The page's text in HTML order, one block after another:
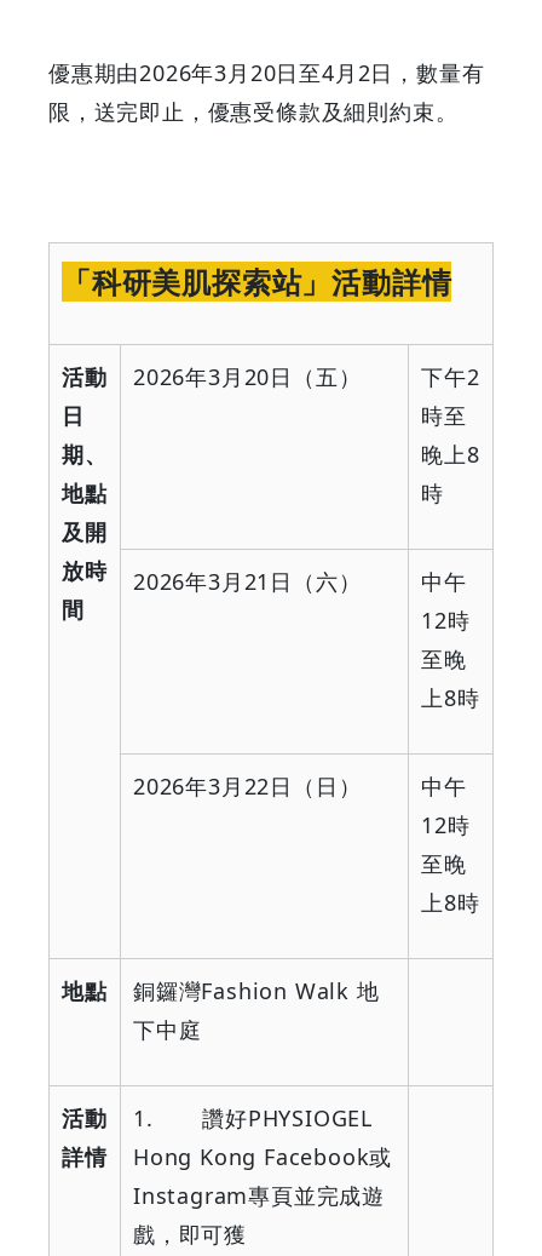
優惠期由2026年3月20日至4月2日，數量有
限，送完即止，優惠受條款及細則約束。
「科研美肌探索站」活動詳情
活動
日
期、
地點
及開
放時
間
2026年3 月 20日（五） 下午2
時至
晚上8
時
2026年3 月 21 日（六）
中午
12時
至晚
上8時
2026年3 月 22日（日）
中午
12時
至晚
上8時
地點 銅鑼灣Fashion Walk 地
下中庭
活動
詳情
1.讚好PHYSIOGEL
Hong Kong Facebook或
Instagram專頁並完成遊
戲，即可獲